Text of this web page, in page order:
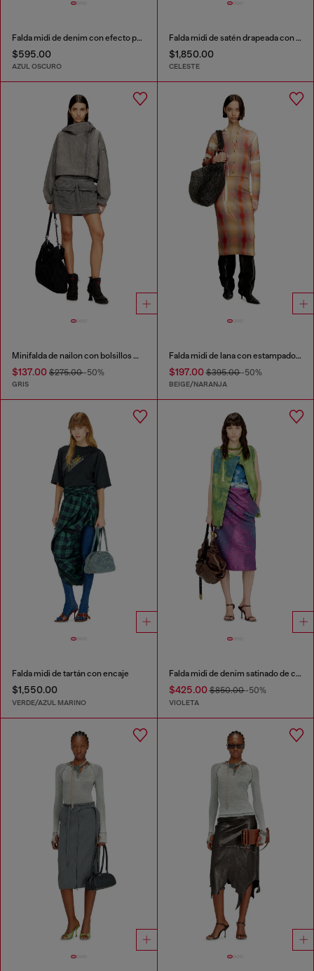
Falda midi de denim con efecto punto trenzado
$595.00
AZUL OSCURO
Falda midi de satén drapeada con encaje
$1,850.00
CELESTE
Minifalda de nailon con bolsillos maxi tipo parche
$137.00 $275.00-50%
GRIS
Falda midi de lana con estampado de cuadros en toda la prenda
$197.00$395.00-50%
BEIGE/NARANJA
Falda midi de tartán con encaje
$1,550.00
VERDE/AZUL MARINO
Falda midi de denim satinado de color
$425.00$850.00-50%
VIOLETA